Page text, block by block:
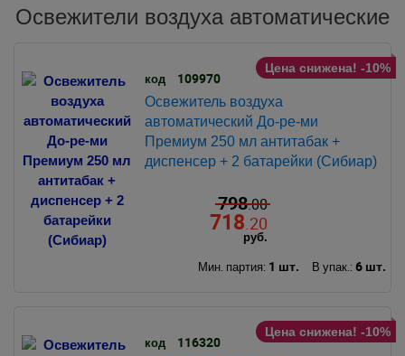
Освежители воздуха автоматические
Цена снижена! -10%
код 109970
Освежитель воздуха
автоматический До-ре-ми
Премиум 250 мл антитабак +
диспенсер + 2 батарейки (Сибиар)
798.00
718 .20
руб.
Мин. партия: 1 шт. В упак.: 6 шт.
Цена снижена! -10%
код 116320